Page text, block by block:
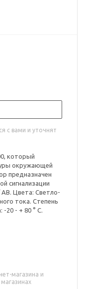
с вами и уточнят
который
окружающей
предназначен
сигнализации
Цвета: Светло-
тока. Степень
20 - + 80 ° C.
магазина и